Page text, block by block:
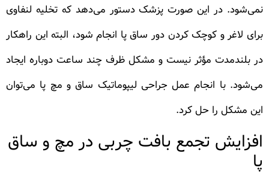
نمی‌شود. در این صورت پزشک دستور می‌دهد که تخلیه لنفاوی
برای لاغر و کوچک کردن دور ساق پا انجام شود، البته این راهکار
در بلندمدت مؤثر نیست و مشکل ظرف چند ساعت دوباره ایجاد
می‌شود. با انجام عمل جراحی لیپوماتیک ساق و مچ پا می‌توان
این مشکل را حل کرد.
افزایش تجمع بافت چربی در مچ و ساق
پا